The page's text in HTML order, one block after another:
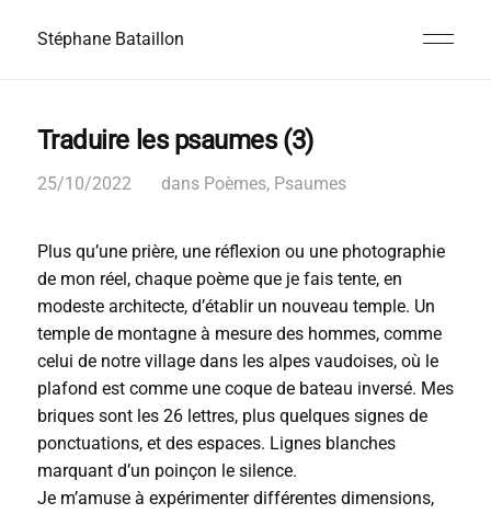
Stéphane Bataillon
Traduire les psaumes (3)
25/10/2022 dans Poèmes, Psaumes
Plus qu’une prière, une réflexion ou une photographie
de mon réel, chaque poème que je fais tente, en
modeste architecte, d’établir un nouveau temple. Un
temple de montagne à mesure des hommes, comme
celui de notre village dans les alpes vaudoises, où le
plafond est comme une coque de bateau inversé. Mes
briques sont les 26 lettres, plus quelques signes de
ponctuations, et des espaces. Lignes blanches
marquant d’un poinçon le silence.
Je m’amuse à expérimenter différentes dimensions,